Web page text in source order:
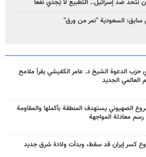
نتحد ضد إسرائيل.. التطبيع لا يُجدي نفعاً
السعودية "نمر من ورق"
حزب الدعوة الشيخ د. عامر الكفيشي يقرأ ملامح
العالمي الجديد
الصهيوني يستهدف المنطقة بأكملها والمقاومة
رسم معادلة المواجهة
كسر إيران قد سقط، وبدأت ولادة شرق جديد